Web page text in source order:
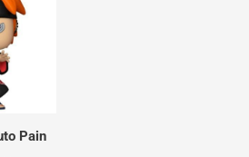
Pain